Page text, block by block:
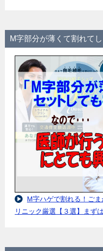
M字部分が薄くて割れてし
M字ハゲで割れる！ご
リニック厳選【３選】まず